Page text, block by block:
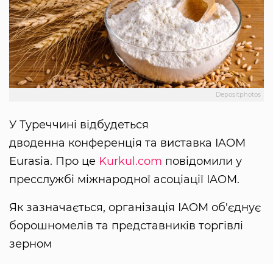
Depositphotos
У Туреччині відбудеться
дводенна конференція та виставка IAOM
Eurasia. Про це Kurkul.com повідомили у
пресслужбі міжнародної асоціації IAOM.
Як зазначається, організація IAOM об'єднує
борошномелів та представників торгівлі
зерном